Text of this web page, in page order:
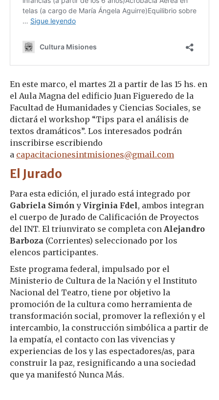
En este marco, el martes 21 a partir de las 15 hs. en
el Aula Magna del edificio Juan Figueredo de la
Facultad de Humanidades y Ciencias Sociales, se
dictará el workshop “Tips para el análisis de
textos dramáticos”. Los interesados podrán
inscribirse escribiendo
a capacitacionesintmisiones@gmail.com
El Jurado
Para esta edición, el jurado está integrado por
Gabriela Simón y Virginia Fdel, ambos integran
el cuerpo de Jurado de Calificación de Proyectos
del INT. El triunvirato se completa con Alejandro
Barboza (Corrientes) seleccionado por los
elencos participantes.
Este programa federal, impulsado por el
Ministerio de Cultura de la Nación y el Instituto
Nacional del Teatro, tiene por objetivo la
promoción de la cultura como herramienta de
transformación social, promover la reflexión y el
intercambio, la construcción simbólica a partir de
la empatía, el contacto con las vivencias y
experiencias de los y las espectadores/as, para
construir la paz, resignificando a una sociedad
que ya manifestó Nunca Más.